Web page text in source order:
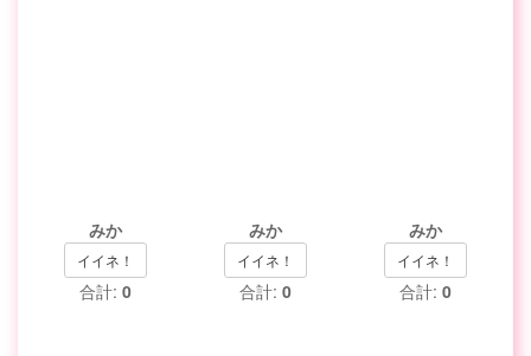
みか
イイネ！
合計: 0
みか
イイネ！
合計: 0
みか
イイネ！
合計:0